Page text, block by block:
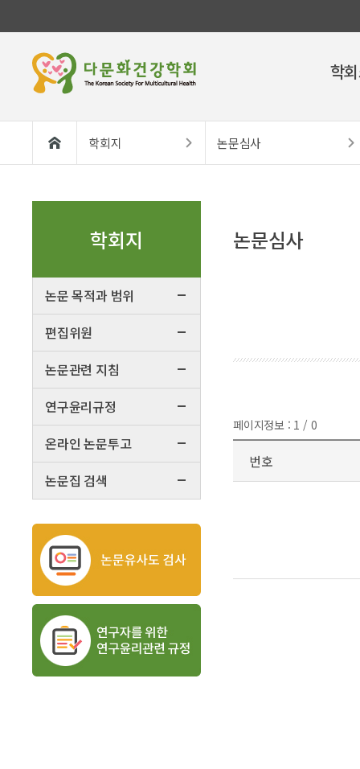
학
학회지 논문심사
학회지
논문 목적과 범위
편집위원
논문관련 지침
연구윤리규정
온라인 논문투고
논문집 검색
논문심사
페이지정보 : 1 / 0
번호